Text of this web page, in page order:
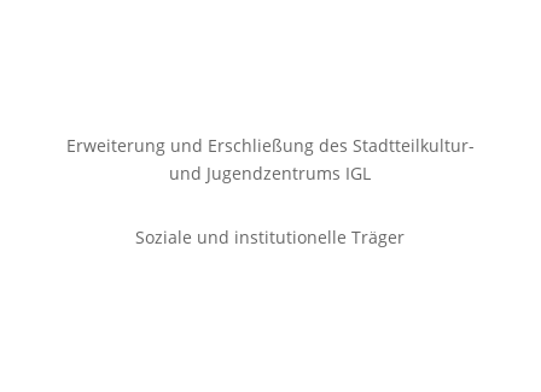
Erweiterung und Erschließung des Stadtteilkultur-
und Jugendzentrums IGL
Soziale und institutionelle Träger